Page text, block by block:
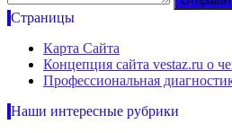
Страницы
Карта Сайта
Концепция сайта vestaz.ru о
Профессиональная
Наши интересные рубрики